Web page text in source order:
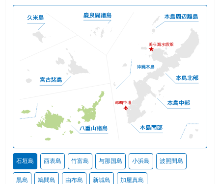
石垣島 西表島 竹富島 与那国島 小浜島 波照間島
黒島 鳩間島 由布島 新城島 加屋真島